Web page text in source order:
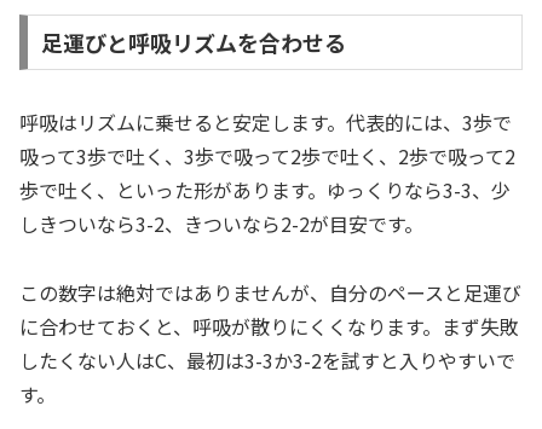
足運びと呼吸リズムを合わせる
呼吸はリズムに乗せると安定します。代表的には、3歩で
吸って3歩で吐く、3歩で吸って2歩で吐く、2歩で吸って2
歩で吐く、といった形があります。ゆっくりなら3-3、少
しきついなら3-2、きついなら2-2が目安です。
この数字は絶対ではありませんが、自分のペースと足運び
に合わせておくと、呼吸が散りにくくなります。まず失敗
したくない人はC、最初は3-3か3-2を試すと入りやすいで
す。